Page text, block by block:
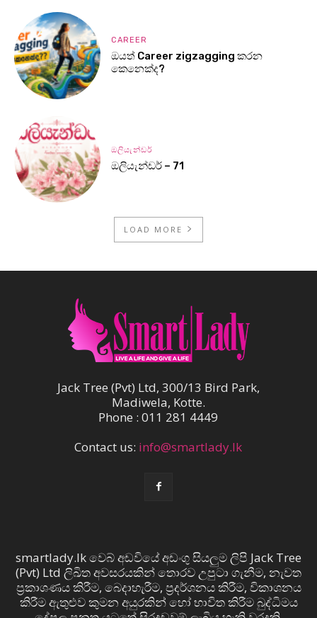
CAREER
ඔයත් Career zigzagging කරන
කෙනෙක්ද?
ඔලියැන්ඩර්
ඔලියැන්ඩර් – 71
LOAD MORE
Jack Tree (Pvt) Ltd, 300/13 Bird Park,
Madiwela, Kotte.
Phone : 011 281 4449
Contact us: info@smartlady.lk
smartlady.lk වෙබ් අඩවියේ අඩංගු සියලුම ලිපි Jack Tree
(Pvt) Ltd ලිඛිත අවසරයකින් තොරව උපුටා ගැනීම, නැවත
ප්‍රකාශණය කිරීම, බෙදාහැරීම, ප්‍රදර්ශනය කිරීම, විකාශනය
කිරීම ඇතුළුව කුමන අයුරකින් හෝ භාවිත කිරීම බුද්ධිමය